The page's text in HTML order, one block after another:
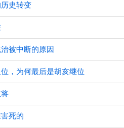
史转变
被中断的原因
，为何最后是胡亥继位
死的